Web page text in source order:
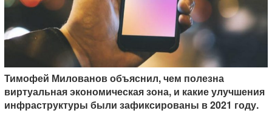
Тимофей Милованов объяснил, чем полезна
виртуальная экономическая зона, и какие улучшения
инфраструктуры были зафиксированы в 2021 году.